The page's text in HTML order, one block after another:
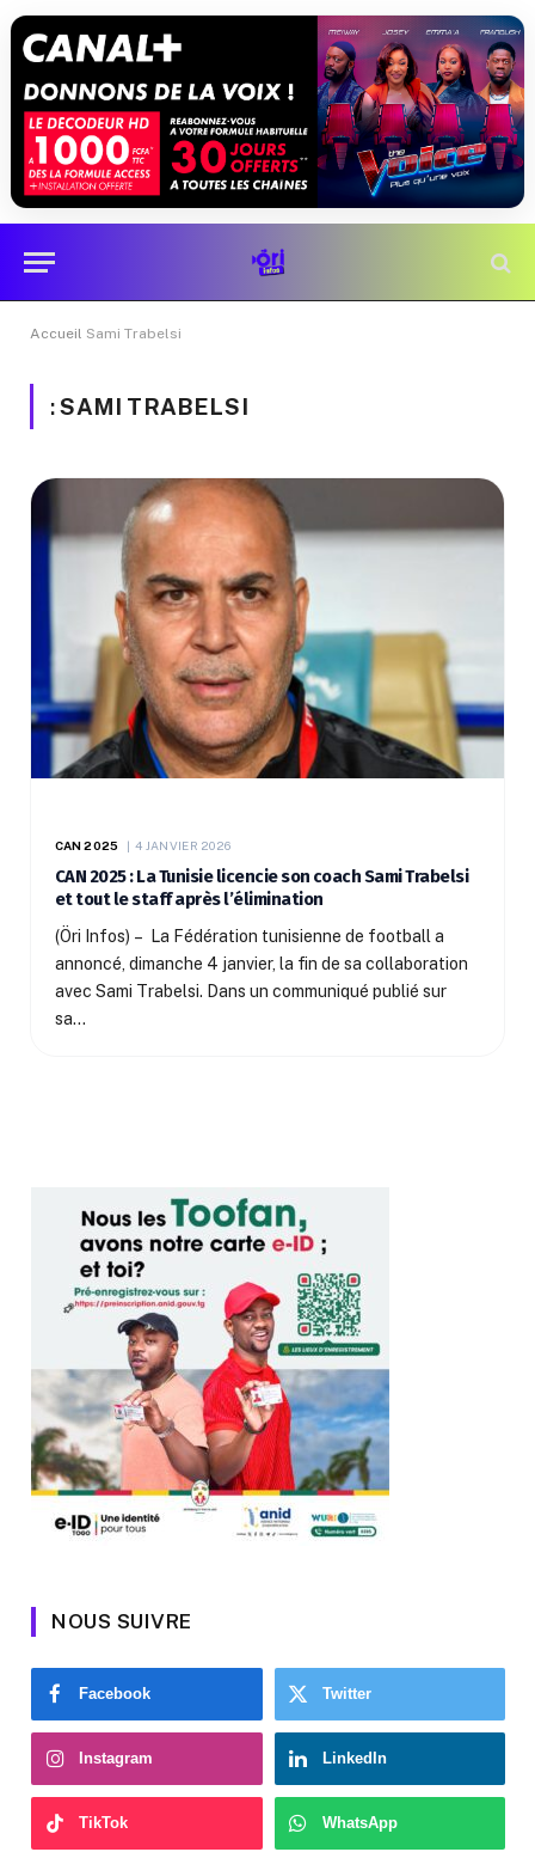
Accueil Sami Trabelsi
:SAMI TRABELSI
CAN 2025 4 JANVIER 2026
CAN 2025 : La Tunisie licencie son coach Sami Trabelsi
et tout le staff après l’élimination
(Öri Infos) – La Fédération tunisienne de football a
annoncé, dimanche 4 janvier, la fin de sa collaboration
avec Sami Trabelsi. Dans un communiqué publié sur
sa…
NOUS SUIVRE
Facebook Twitter
Instagram LinkedIn
TikTok WhatsApp